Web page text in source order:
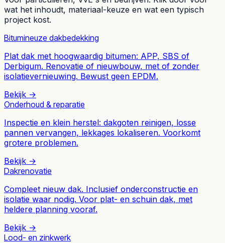
wat het inhoudt, materiaal-keuze en wat een typisch
project kost.
Bitumineuze dakbedekking
Plat dak met hoogwaardig bitumen: APP, SBS of
Derbigum. Renovatie of nieuwbouw, met of zonder
isolatievernieuwing. Bewust geen EPDM.
Bekijk →
Onderhoud & reparatie
Inspectie en klein herstel: dakgoten reinigen, losse
pannen vervangen, lekkages lokaliseren. Voorkomt
grotere problemen.
Bekijk →
Dakrenovatie
Compleet nieuw dak. Inclusief onderconstructie en
isolatie waar nodig. Voor plat- en schuin dak, met
heldere planning vooraf.
Bekijk →
Lood- en zinkwerk